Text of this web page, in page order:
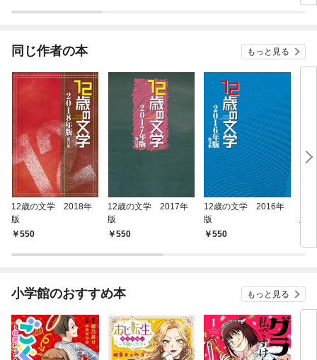
ぎ
同じ作者の本 もっと見る
12歳の文学 2018年
版
550
12歳の文学 2017年
版
550
12歳の文学 2016年
版
550
版
小学館のおすすめ本 もっと見る